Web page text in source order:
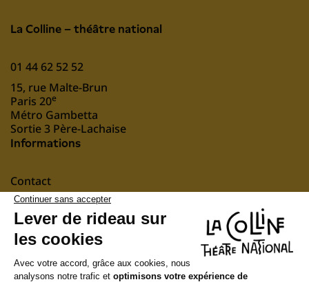
La Colline – théâtre national
01 44 62 52 52
15, rue Malte-Brun
Paris 20e
Métro Gambetta
Sortie 3 Père-Lachaise
Informations
Contact
Mentions légales
nous soutenir
Suivez-nous